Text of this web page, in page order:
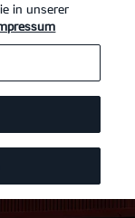
in unserer